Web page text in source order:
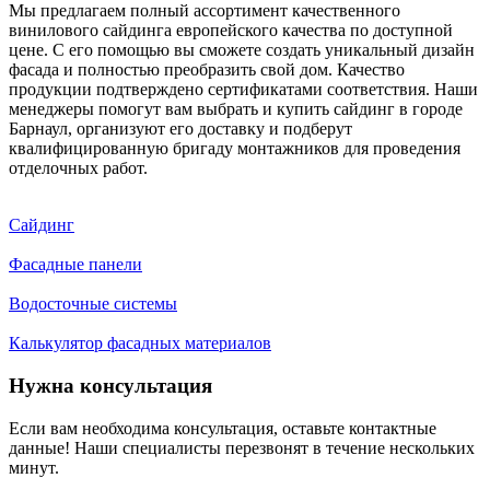
Мы предлагаем полный ассортимент качественного
винилового сайдинга европейского качества по доступной
цене. С его помощью вы сможете создать уникальный дизайн
фасада и полностью преобразить свой дом. Качество
продукции подтверждено сертификатами соответствия. Наши
менеджеры помогут вам выбрать и купить сайдинг в городе
Барнаул, организуют его доставку и подберут
квалифицированную бригаду монтажников для проведения
отделочных работ.
Сайдинг
Фасадные панели
Водосточные системы
Калькулятор фасадных материалов
Нужна консультация
Если вам необходима консультация, оставьте контактные
данные! Наши специалисты перезвонят в течение нескольких
минут.